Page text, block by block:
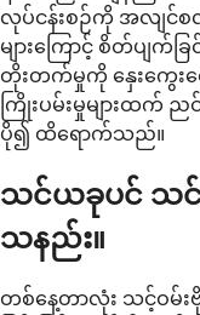
လုပ်ငန်းစဉ်ကို အလျင်
များကြောင့် စိတ်ပျက်
တိုးတက်မှုကို နှေးကွေးစ
ကြိုးပမ်းမှုများထက် ည
ပို၍ ထိရောက်သည်။
သင်ယခုပင် သ
သနည်း။
တစ်နေ့တာလုံး သင့်ဝမ်